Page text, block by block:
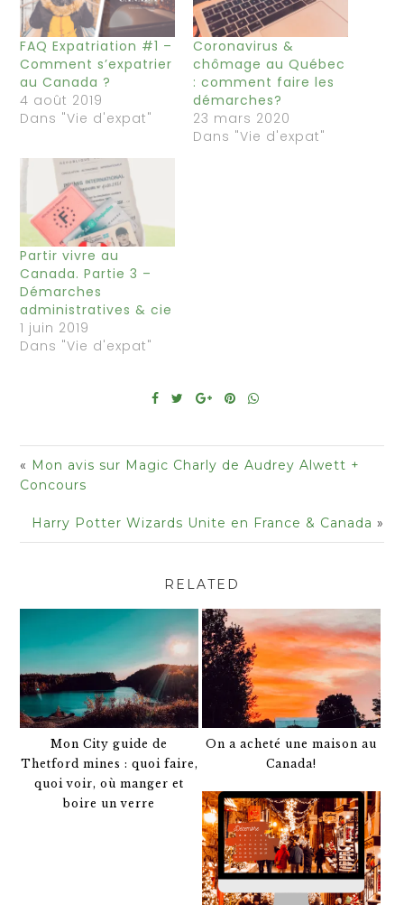
FAQ Expatriation #1 –
Comment s’expatrier
au Canada ?
4 août 2019
Dans "Vie d'expat"
Coronavirus &
chômage au Québec
: comment faire les
démarches?
23 mars 2020
Dans "Vie d'expat"
Partir vivre au
Canada. Partie 3 –
Démarches
administratives & cie
1 juin 2019
Dans "Vie d'expat"
« Mon avis sur Magic Charly de Audrey Alwett +
Concours
Harry Potter Wizards Unite en France & Canada »
RELATED
Mon City guide de
Thetford mines : quoi faire,
quoi voir, où manger et
boire un verre
On a acheté une maison au
Canada!